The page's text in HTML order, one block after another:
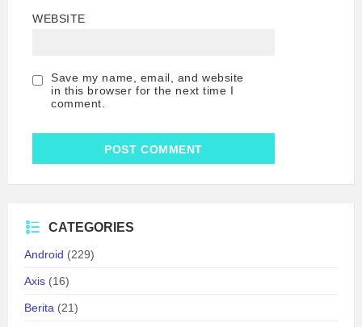
WEBSITE
Save my name, email, and website
in this browser for the next time I
comment.
CATEGORIES
Android (229)
Axis (16)
Berita (21)